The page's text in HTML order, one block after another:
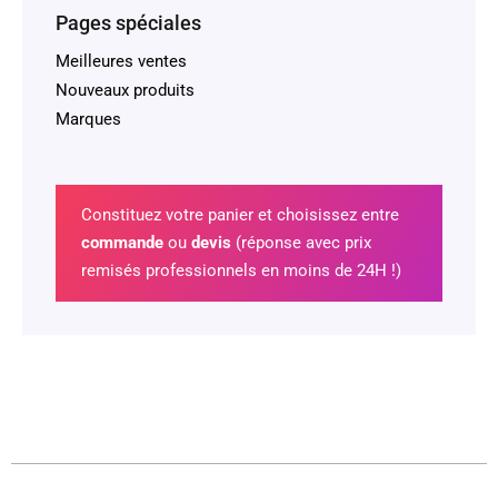
Pages spéciales
Meilleures ventes
Nouveaux produits
Marques
Constituez votre panier et choisissez entre
commandeou devis (réponse avec prix
remisés professionnels en moins de 24H !)